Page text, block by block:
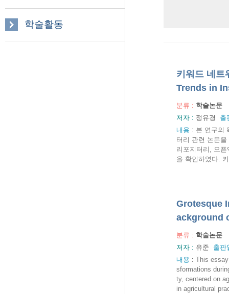
학술활동
키워드 네
Trends in
분류 : 학술논문
저자 : 정유경
출
내용 : 본 연구의
터리 관련 논문
리포지터리, 오
을 확인하였다.
Grotesque
ackground
분류 : 학술논문
저자 : 유준
출
내용 : This
sformations
ty, centered on
in agricultural